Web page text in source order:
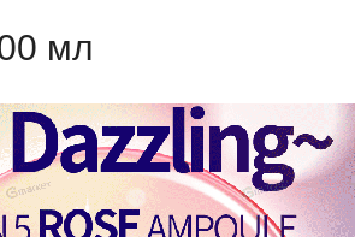
мл